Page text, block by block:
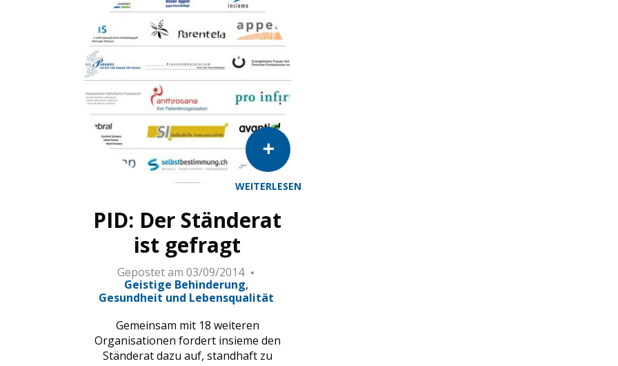
WEITERLESEN
PID: Der Ständerat
ist gefragt
Gepostet am 03/09/2014
Geistige Behinderung
Gesundheit und Lebensqualität
Gemeinsam mit 18 weiteren
Organisationen fordert insieme den
Ständerat dazu auf, standhaft zu